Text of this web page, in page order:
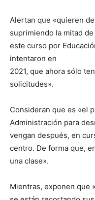
Alertan que «quieren
suprimiendo la mitad
este curso por
intentaron en
2021, que ahora sólo
solicitudes».
Consideran que es «el
Administración para
vengan después, en
centro. De forma que,
una clase».
Mientras, exponen que